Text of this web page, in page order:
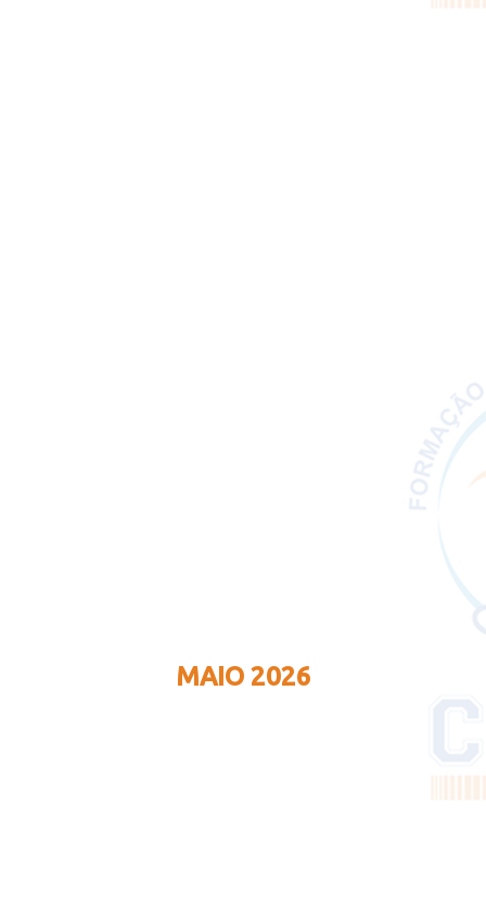
MAIO 2026